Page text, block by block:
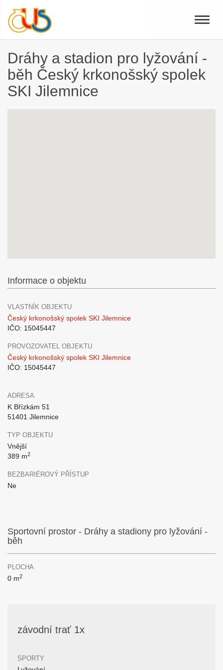
Toggle
Dráhy a stadion pro lyžování -
běh Český krkonošský spolek
SKI Jilemnice
Informace o objektu
VLASTNÍK OBJEKTU
Český krkonošský spolek SKI Jilemnice
IČO: 15045447
PROVOZOVATEL OBJEKTU
Český krkonošský spolek SKI Jilemnice
IČO: 15045447
ADRESA
K Břízkám 51
51401 Jilemnice
TYP OBJEKTU
Vnější
389 m2
BEZBARIÉROVÝ PŘÍSTUP
Ne
Sportovní prostor - Dráhy a stadiony pro lyžování -
běh
PLOCHA
0 m2
závodní trať 1x
SPORTY